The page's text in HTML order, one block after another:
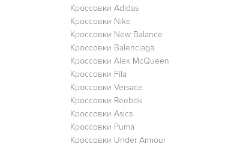
Кроссовки Adidas
Кроссовки Nike
Кроссовки New Balance
Кроссовки Balenciaga
Кроссовки Alex McQueen
Кроссовки Fila
Кроссовки Versace
Кроссовки Reebok
Кроссовки Asics
Кроссовки Puma
Кроссовки Under Armour